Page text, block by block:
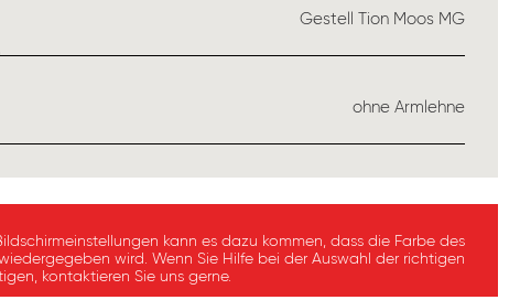
Gestell Tion Moos MG
ohne Armlehne
kann es dazu kommen, dass die Farbe des
wird. Wenn Sie Hilfe bei der Auswahl der richtigen
kontaktieren Sie uns gerne.